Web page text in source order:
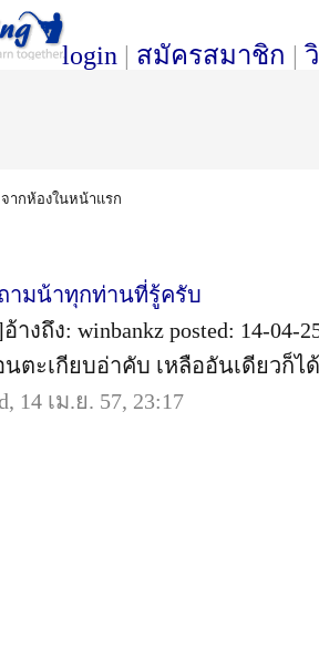
login | สมัครสมาชิก |
จากห้องในหน้าแรก
ามน้าทุกท่านที่รู้ครับ
างถึง: winbankz posted: 14-04-
นตะเกียบอ่าคับ เหลืออันเดียวก็ไ
14 เม.ย. 57, 23:17